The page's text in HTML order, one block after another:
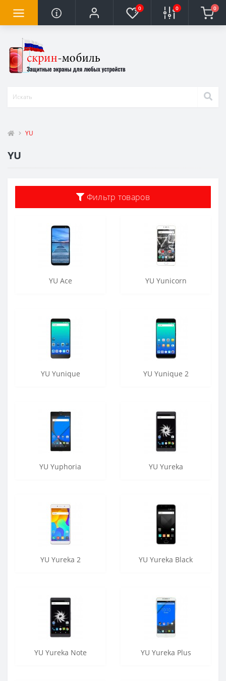
0 0 0
YU
YU
Фильтр товаров
YU Ace YU Yunicorn
YU Yunique YU Yunique 2
YU Yuphoria YU Yureka
YU Yureka 2 YU Yureka Black
YU Yureka Note YU Yureka Plus